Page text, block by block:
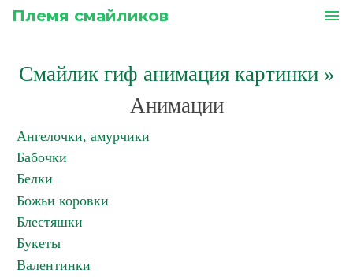
Племя смайликов menu
Смайлик гиф анимация картинки»
Анимации
Ангелочки, амурчики
Бабочки
Белки
Божьи коровки
Блестяшки
Букеты
Валентинки